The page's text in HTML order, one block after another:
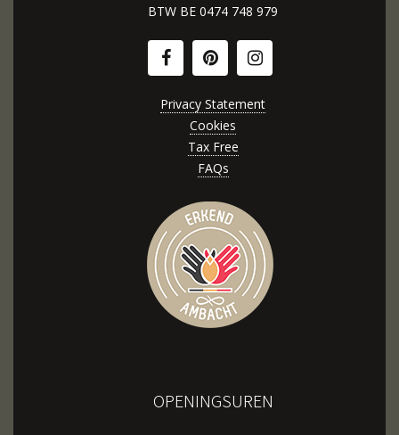
BTW BE 0474 748 979
Privacy Statement
Cookies
Tax Free
FAQs
OPENINGSUREN